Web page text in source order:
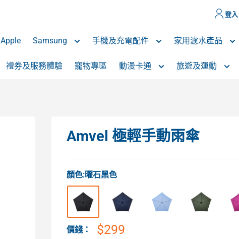
登入
Apple Samsung 手機及充電配件 家用濾水產品
禮券及服務體驗 寵物專區 動漫卡通 旅遊及運動
Amvel 極輕手動雨傘
顏色:曜石黑色
價錢： $299